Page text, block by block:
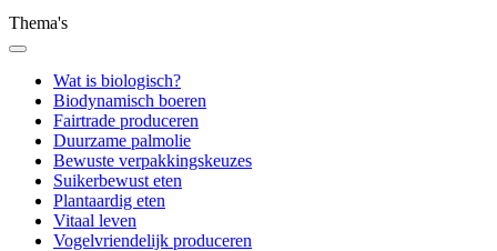
Thema's
Wat is biologisch?
Biodynamisch boeren
Fairtrade produceren
Duurzame palmolie
Bewuste verpakkingskeuzes
Suikerbewust eten
Plantaardig eten
Vitaal leven
Vogelvriendelijk produceren